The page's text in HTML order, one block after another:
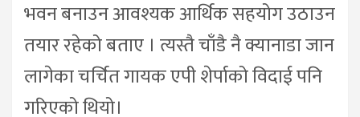
भवन बनाउन आवश्यक आर्थिक सहयोग उठाउन
तयार रहेको बताए । त्यस्तै चाँडै नै क्यानाडा जान
लागेका चर्चित गायक एपी शेर्पाको विदाई पनि
गरिएको थियो।